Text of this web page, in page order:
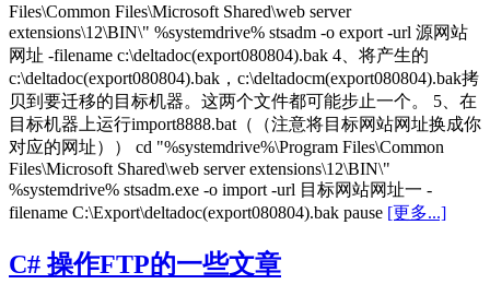
Files\Common Files\Microsoft Shared\web server
extensions\12\BIN\" %systemdrive% stsadm -o export -url 源网站
网址 -filename c:\deltadoc(export080804).bak 4、将产生的
c:\deltadoc(export080804).bak，c:\deltadocm(export080804).bak拷
贝到要迁移的目标机器。这两个文件都可能步止一个。 5、在
目标机器上运行import8888.bat（（注意将目标网站网址换成你
对应的网址）） cd "%systemdrive%\Program Files\Common
Files\Microsoft Shared\web server extensions\12\BIN\"
%systemdrive% stsadm.exe -o import -url 目标网站网址一 -
filename C:\Export\deltadoc(export080804).bak pause [更多...]
C# 操作FTP的一些文章